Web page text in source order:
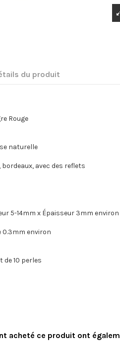
du produit
Rouge
naturelle
avec des reflets
5-14mm x Épaisseur 3mm environ
0.3mm environ
de 10 perles
acheté ce produit ont